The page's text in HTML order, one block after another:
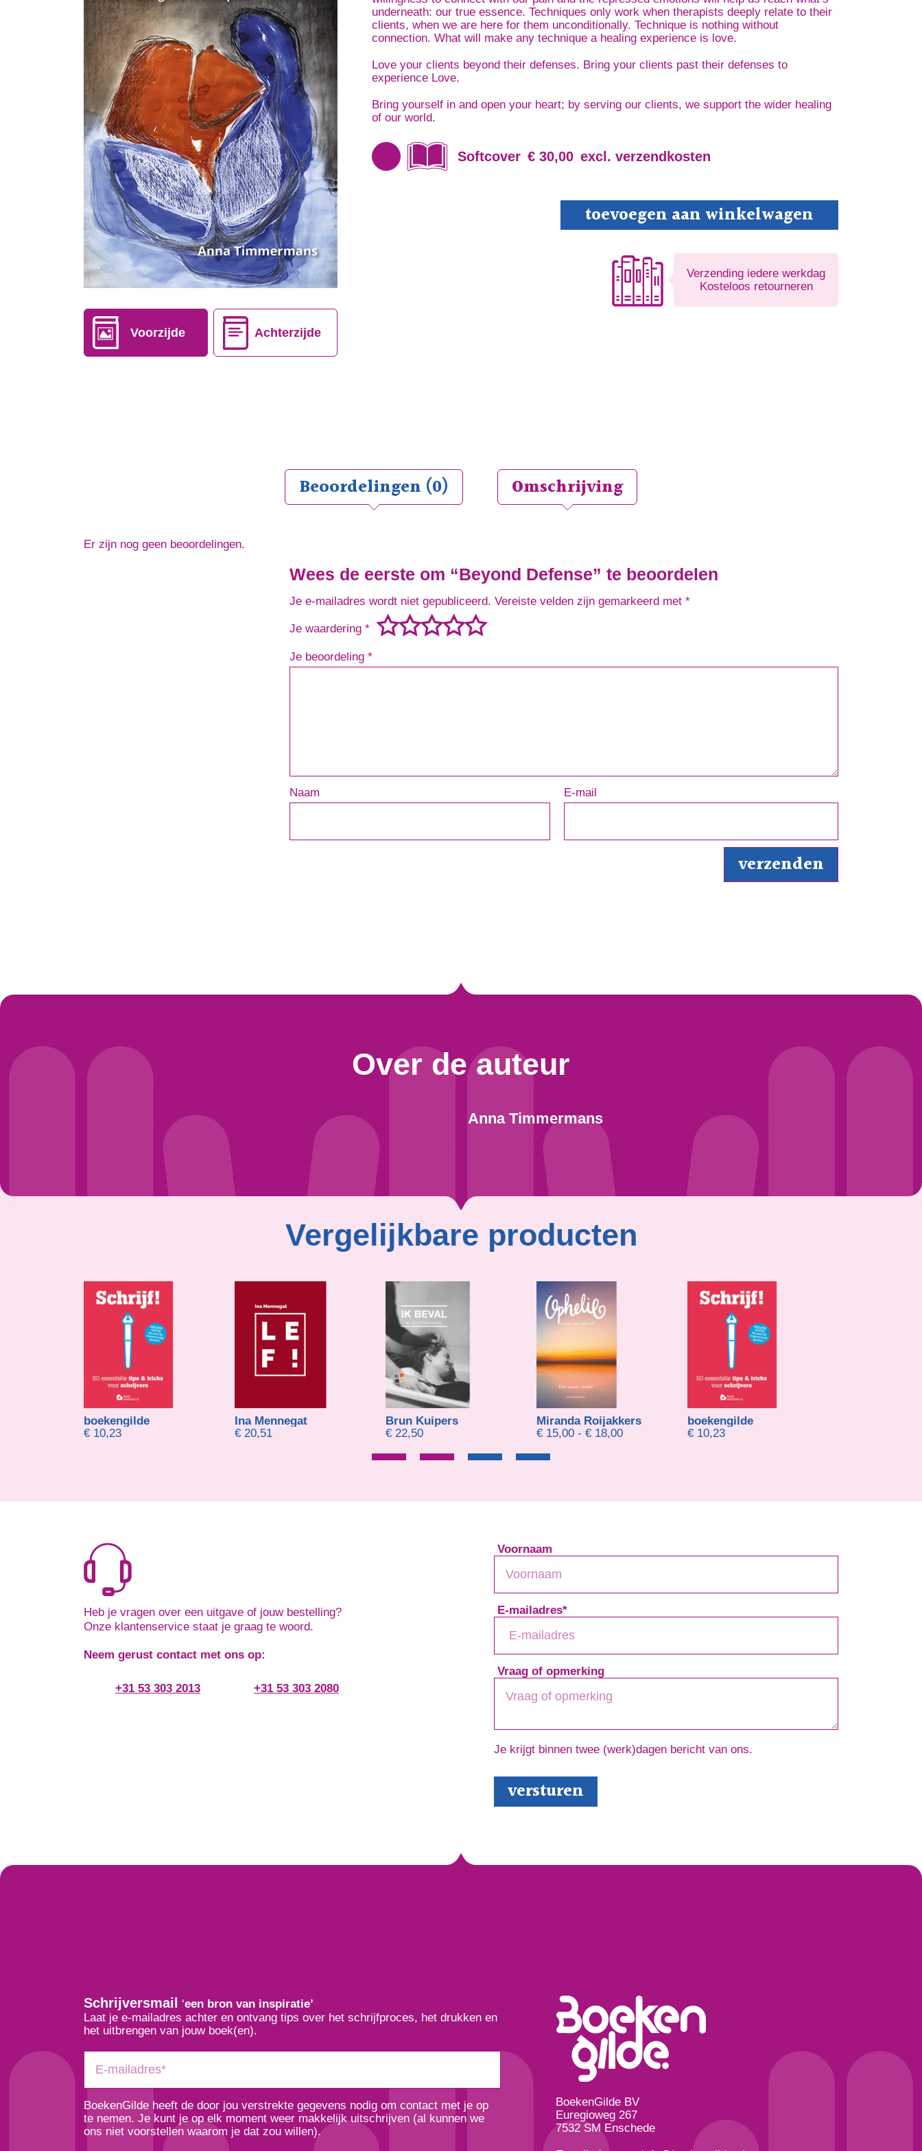
Voorzijde Achterzijde
underneath: our true essence. Techniques only work when therapists deeply relate to their
clients, when we are here for them unconditionally. Technique is nothing without
connection. What will make any technique a healing experience is love.
Love your clients beyond their defenses. Bring your clients past their defenses to
experience Love.
Bring yourself in and open your heart; by serving our clients, we support the wider healing
of our world.
Softcover € 30,00 excl. verzendkosten
Beyond
Defense
aantal
toevoegen aan winkelwagen
Verzending iedere werkdag
Kosteloos retourneren
Beoordelingen (0) Omschrijving
Er zijn nog geen beoordelingen.
Wees de eerste om “Beyond Defense” te beoordelen
Je e-mailadres wordt niet gepubliceerd. Vereiste velden zijn gemarkeerd met *
Je waardering *
Je beoordeling *
Naam E-mail
Over de auteur
Anna Timmermans
Vergelijkbare producten
boekengilde
€ 10,23
Ina Mennegat
€ 20,51
Brun Kuipers
€ 22,50
Miranda Roijakkers
€ 15,00 - € 18,00
boekengilde
€ 10,23
Heb je vragen over een uitgave of jouw bestelling?
Onze klantenservice staat je graag te woord.
Neem gerust contact met ons op:
+31 53 303 2013 +31 53 303 2080
Voornaam
E-mailadres*
Vraag of opmerking
Je krijgt binnen twee (werk)dagen bericht van ons.
Schrijversmail ‘een bron van inspiratie’
Laat je e-mailadres achter en ontvang tips over het schrijfproces, het drukken en
het uitbrengen van jouw boek(en).
BoekenGilde heeft de door jou verstrekte gegevens nodig om contact met je op
te nemen. Je kunt je op elk moment weer makkelijk uitschrijven (al kunnen we
ons niet voorstellen waarom je dat zou willen).
BoekenGilde BV
Euregioweg 267
7532 SM Enschede